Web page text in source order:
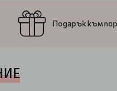
Подарък към